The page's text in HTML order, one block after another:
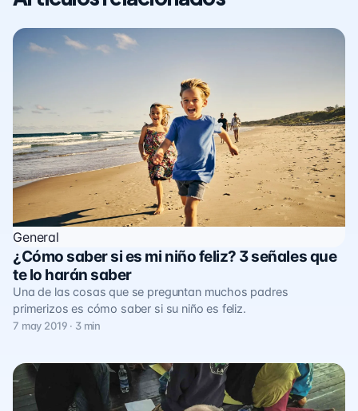
General
¿Cómo saber si es mi niño feliz? 3 señales que
te lo harán saber
Una de las cosas que se preguntan muchos padres
primerizos es cómo saber si su niño es feliz.
7 may 2019 · 3 min